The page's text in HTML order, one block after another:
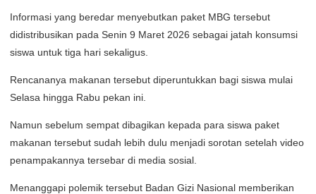
Informasi yang beredar menyebutkan paket MBG tersebut
didistribusikan pada Senin 9 Maret 2026 sebagai jatah konsumsi
siswa untuk tiga hari sekaligus.
Rencananya makanan tersebut diperuntukkan bagi siswa mulai
Selasa hingga Rabu pekan ini.
Namun sebelum sempat dibagikan kepada para siswa paket
makanan tersebut sudah lebih dulu menjadi sorotan setelah video
penampakannya tersebar di media sosial.
Menanggapi polemik tersebut Badan Gizi Nasional memberikan